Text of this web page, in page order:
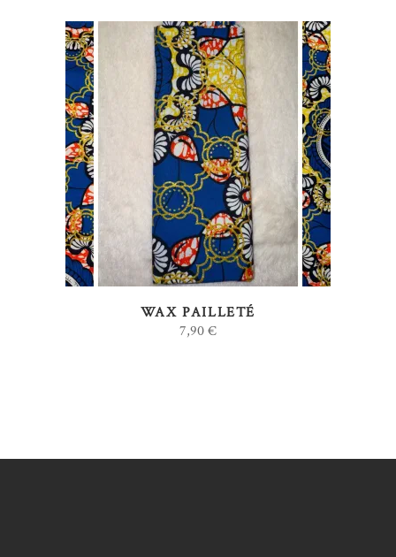
AJOUTER AU PANIER
WAX PAILLETÉ
7,90€